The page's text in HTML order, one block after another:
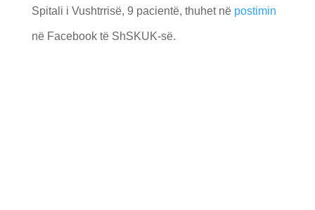
Spitali i Vushtrrisë, 9 pacientë, thuhet në postimin
në Facebook të ShSKUK-së.